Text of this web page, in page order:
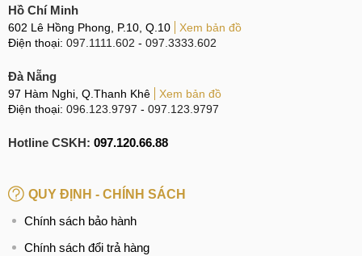
Hồ Chí Minh
602 Lê Hồng Phong, P.10, Q.10
Xem bản đồ
Điện thoại: 097.1111.602 - 097.3333.602
Đà Nẵng
97 Hàm Nghi, Q.Thanh Khê
Xem bản đồ
Điện thoại: 096.123.9797 - 097.123.9797
Hotline CSKH: 097.120.66.88
QUY ĐỊNH - CHÍNH SÁCH
Chính sách bảo hành
Chính sách đổi trả hàng